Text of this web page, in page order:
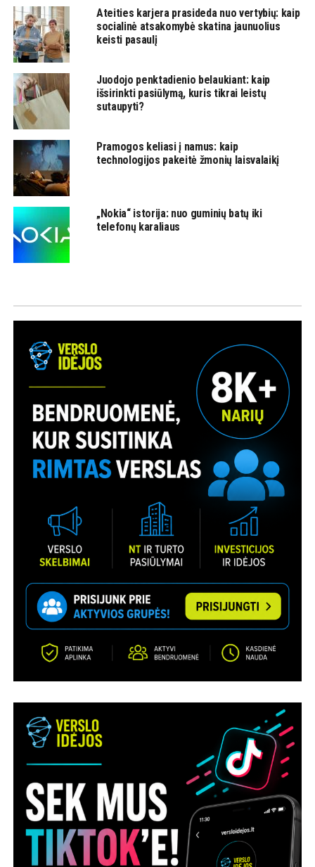
Ateities karjera prasideda nuo vertybių: kaip
socialinė atsakomybė skatina jaunuolius
keisti pasaulį
Juodojo penktadienio belaukiant: kaip
išsirinkti pasiūlymą, kuris tikrai leistų
sutaupyti?
Pramogos keliasi į namus: kaip
technologijos pakeitė žmonių laisvalaikį
„Nokia“ istorija: nuo guminių batų iki
telefonų karaliaus